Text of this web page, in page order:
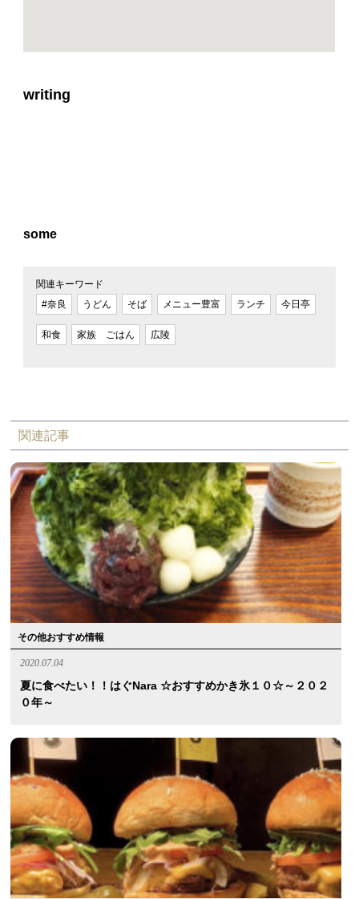
writing
some
関連キーワード
#奈良
うどん そば メニュー豊富 ランチ 今日亭
和食 家族 ごはん 広陵
関連記事
その他おすすめ情報
2020.07.04
夏に食べたい！！はぐnara ☆おすすめかき氷１０☆～２０２
０年～